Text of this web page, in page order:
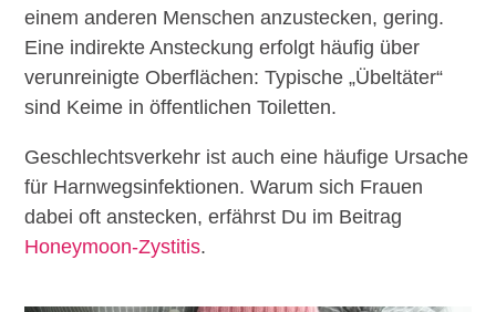
einem anderen Menschen anzustecken, gering.
Eine indirekte Ansteckung erfolgt häufig über
verunreinigte Oberflächen: Typische „Übeltäter“
sind Keime in öffentlichen Toiletten.
Geschlechtsverkehr ist auch eine häufige Ursache
für Harnwegsinfektionen. Warum sich Frauen
dabei oft anstecken, erfährst Du im Beitrag
Honeymoon-Zystitis.